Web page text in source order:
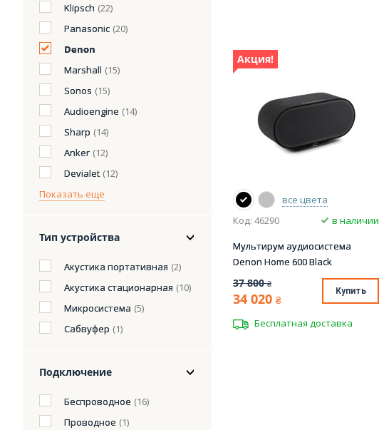
Klipsch (22)
Panasonic (20)
Denon
Marshall (15)
Sonos (15)
Audioengine (14)
Sharp (14)
Anker (12)
Devialet (12)
Показать еще
Тип устройства
Акустика портативная (2)
Акустика стационарная (10)
Микросистема (5)
Сабвуфер (1)
Подключение
Беспроводное (16)
Проводное (1)
Акция!
все цвета
Код: 46290
в наличии
Мультирум аудиосистема
Denon Home 600 Black
37 800 ₴
34 020 ₴
Купить
Бесплатная доставка